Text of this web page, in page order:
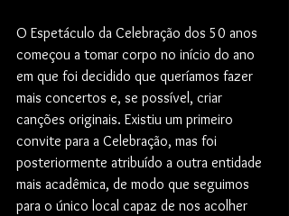
O Espetáculo da Celebração dos 50 anos
começou a tomar corpo no início do ano
em que foi decidido que queríamos fazer
mais concertos e, se possível, criar
canções originais. Existiu um primeiro
convite para a Celebração, mas foi
posteriormente atribuído a outra entidade
mais acadêmica, de modo que seguimos
para o único local capaz de nos acolher